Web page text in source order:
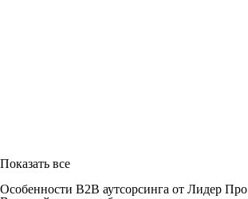
Показать все
Особенности B2B аутсорсинга от Лидер Про